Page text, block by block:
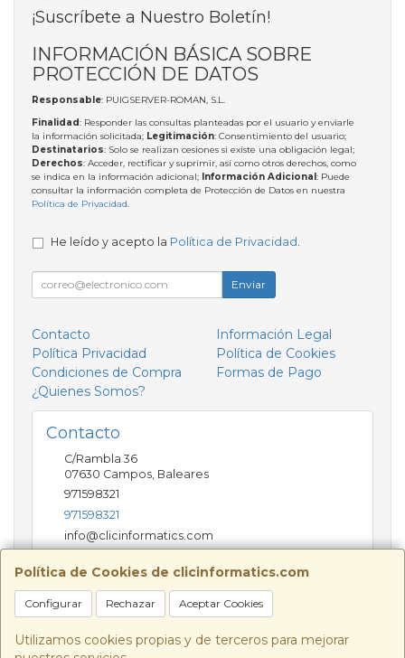
Política de Cookies de clicinformatics.com
Configurar Rechazar Aceptar Cookies
Utilizamos cookies propias y de terceros para mejorar
¡Suscríbete a Nuestro Boletín!
INFORMACIÓN BÁSICA SOBRE
PROTECCIÓN DE DATOS
Responsable: PUIGSERVER-ROMAN, S.L.
Finalidad: Responder las consultas planteadas por el usuario y enviarle
la información solicitada; Legitimación: Consentimiento del usuario;
Destinatarios: Solo se realizan cesiones si existe una obligación legal;
Derechos: Acceder, rectificar y suprimir, así como otros derechos, como
se indica en la información adicional; Información Adicional: Puede
consultar la información completa de Protección de Datos en nuestra
Política de Privacidad.
He leído y acepto la Política de Privacidad
Enviar
Contacto
Información Legal
Política Privacidad
Política de Cookies
Condiciones de Compra
Formas de Pago
¿Quienes Somos?
Contacto
C/Rambla 36
07630 Campos Baleares
971598321
971598321
info@clicinformatics.com
Horario
De lunes a viernes 9:00-13:30/16:00-19:30 Sábados
10:00-13:00